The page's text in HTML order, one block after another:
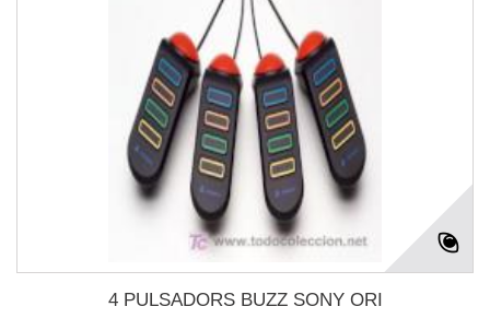
4 PULSADORS BUZZ SONY ORI